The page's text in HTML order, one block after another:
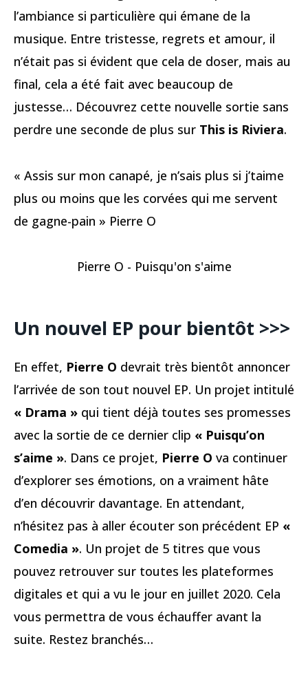
l’ambiance si particulière qui émane de la
musique. Entre tristesse, regrets et amour, il
n’était pas si évident que cela de doser, mais au
final, cela a été fait avec beaucoup de
justesse… Découvrez cette nouvelle sortie sans
perdre une seconde de plus sur This is Riviera.
« Assis sur mon canapé, je n’sais plus si j’taime
plus ou moins que les corvées qui me servent
de gagne-pain » Pierre O
Pierre O - Puisqu'on s'aime
Un nouvel EP pour bientôt >>>
En effet, Pierre O devrait très bientôt annoncer
l’arrivée de son tout nouvel EP. Un projet intitulé
« Drama » qui tient déjà toutes ses promesses
avec la sortie de ce dernier clip « Puisqu’on
s’aime ». Dans ce projet, Pierre O va continuer
d’explorer ses émotions, on a vraiment hâte
d’en découvrir davantage. En attendant,
n’hésitez pas à aller écouter son précédent EP «
Comedia ». Un projet de 5 titres que vous
pouvez retrouver sur toutes les plateformes
digitales et qui a vu le jour en juillet 2020. Cela
vous permettra de vous échauffer avant la
suite. Restez branchés…